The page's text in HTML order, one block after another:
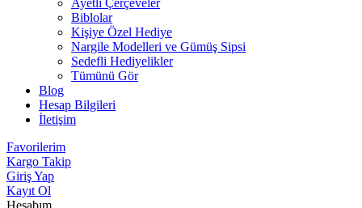
Ayetli Çerçeveler
Biblolar
Kişiye Özel Hediye
Nargile Modelleri ve Gümüş Sipsi
Sedefli Hediyelikler
Tümünü Gör
Blog
Hesap Bilgileri
İletişim
Favorilerim
Kargo Takip
Giriş Yap
Kayıt Ol
Hesabım